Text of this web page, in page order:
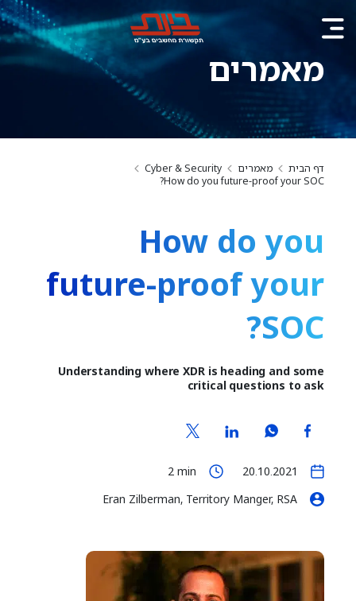
מאמרים
דף הבית מאמרים
Cyber & Security
How do you future-proof your SOC?
How do you
future-proof your
SOC?
Understanding where XDR is heading and some
critical questions to ask
20.10.2021
2 min
Eran Zilberman, Territory Manger, RSA